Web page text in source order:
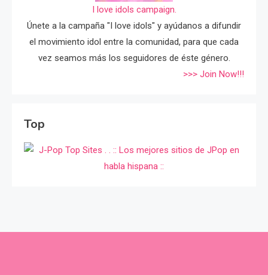
I love idols campaign.
Únete a la campaña "I love idols" y ayúdanos a difundir
el movimiento idol entre la comunidad, para que cada
vez seamos más los seguidores de éste género.
>>> Join Now!!!
Top